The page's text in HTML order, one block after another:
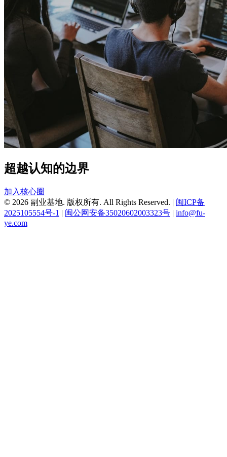
超越认知的边界
加入核心圈
© 2026 副业基地. 版权所有. All Rights Reserved. | 闽ICP备
2025105554号-1 | 闽公网安备35020602003323号 | info@fu-
ye.com